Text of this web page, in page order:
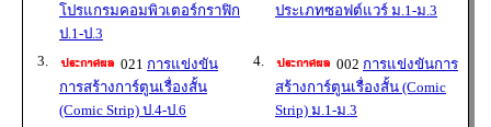
โปรแกรมคอมพิวเตอร์กราฟิก
ป.1-ป.3
ประเภทซอฟต์แวร์ ม.1-ม.3
3. 021 การแข่งขัน
การสร้างการ์ตูนเรื่องสั้น
(Comic Strip) ป.4-ป.6
4. 002 การแข่งขันการ
สร้างการ์ตูนเรื่องสั้น (Comic
Strip) ม.1-ม.3